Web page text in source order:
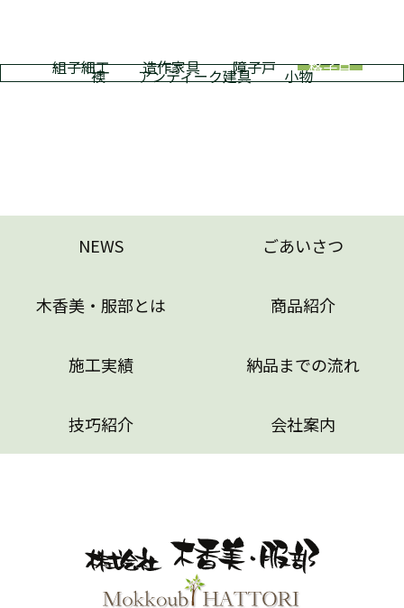
組子細工 造作家具 障子戸 格子戸
襖 アンティーク建具 小物
NEWS ごあいさつ
木香美・服部とは 商品紹介
施工実績 納品までの流れ
技巧紹介 会社案内